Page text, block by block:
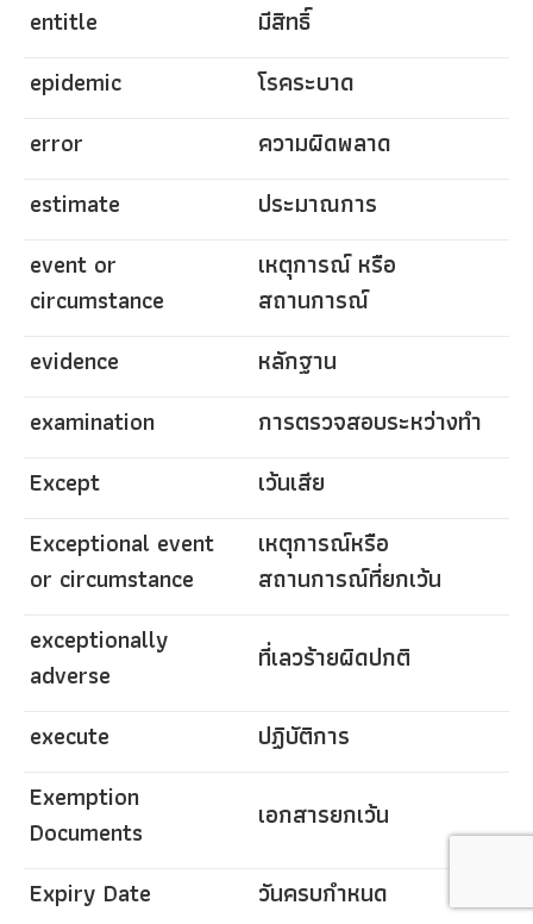
entitle
มีสิทธิ์
epidemic
โรคระบาด
error
ความผิดพลาด
estimate
ประมาณการ
event or
circumstance
เหตุการณ์ หรือ
สถานการณ์
evidence
หลักฐาน
examination
การตรวจสอบระหว่างทำ
Except
เว้นเสีย
Exceptional event
or circumstance
เหตุการณ์หรือ
สถานการณ์ที่ยกเว้น
exceptionally
adverse
ที่เลวร้ายผิดปกติ
execute
ปฏิบัติการ
Exemption
Documents
เอกสารยกเว้น
Expiry Date วันครบกำหนด